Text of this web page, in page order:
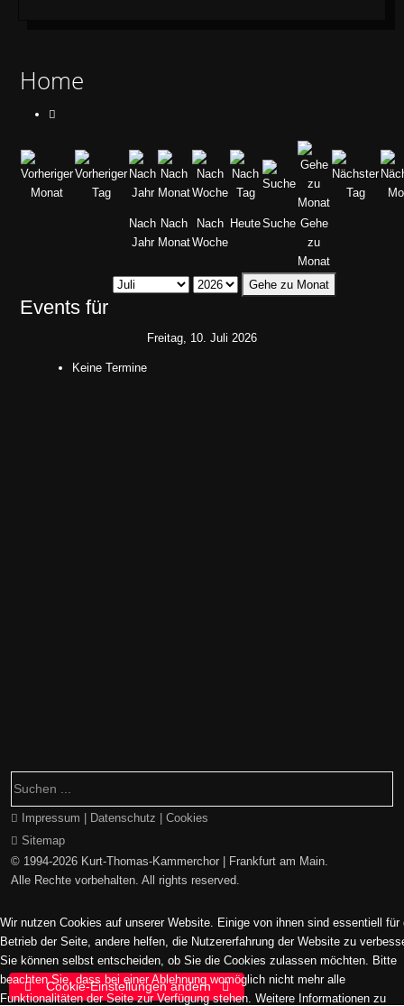
Home
Nach
Jahr
Nach
Monat
Nach
Woche
HeuteSuche Gehe
zu
Monat
Gehe zu Monat
Events für
Freitag, 10. Juli 2026
Keine Termine
Impressum | Datenschutz | Cookies
Sitemap
© 1994-2026 Kurt-Thomas-Kammerchor | Frankfurt am Main.
Alle Rechte vorbehalten. All rights reserved.
Cookie-Einstellungen ändern
Wir nutzen Cookies auf unserer Website. Einige von ihnen sind essentiell für
Betrieb der Seite, andere helfen, die Nutzererfahrung der Website zu
Sie können selbst entscheiden, ob Sie die Cookies zulassen möchten. Bitte
beachten Sie, dass bei einer Ablehnung womöglich nicht mehr alle
Funktionalitäten der Seite zur Verfügung stehen. Weitere Informationen zu